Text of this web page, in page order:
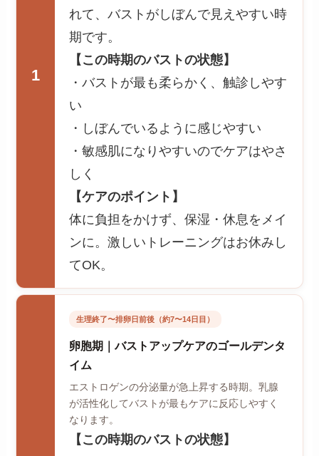
1
れて、バストがしぼんで見えやすい時
期です。
【この時期のバストの状態】
・バストが最も柔らかく、触診しやす
い
・しぼんでいるように感じやすい
・敏感肌になりやすいのでケアはやさ
しく
【ケアのポイント】
体に負担をかけず、保湿・休息をメイ
ンに。激しいトレーニングはお休みし
てOK。
生理終了〜排卵日前後（約7〜14日目）
卵胞期｜バストアップケアのゴールデンタ
イム
エストロゲンの分泌量が急上昇する時期。乳腺
が活性化してバストが最もケアに反応しやすく
なります。
【この時期のバストの状態】